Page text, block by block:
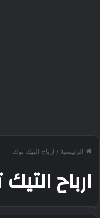
الرئيسية / ارباح التيك توك
ارباح